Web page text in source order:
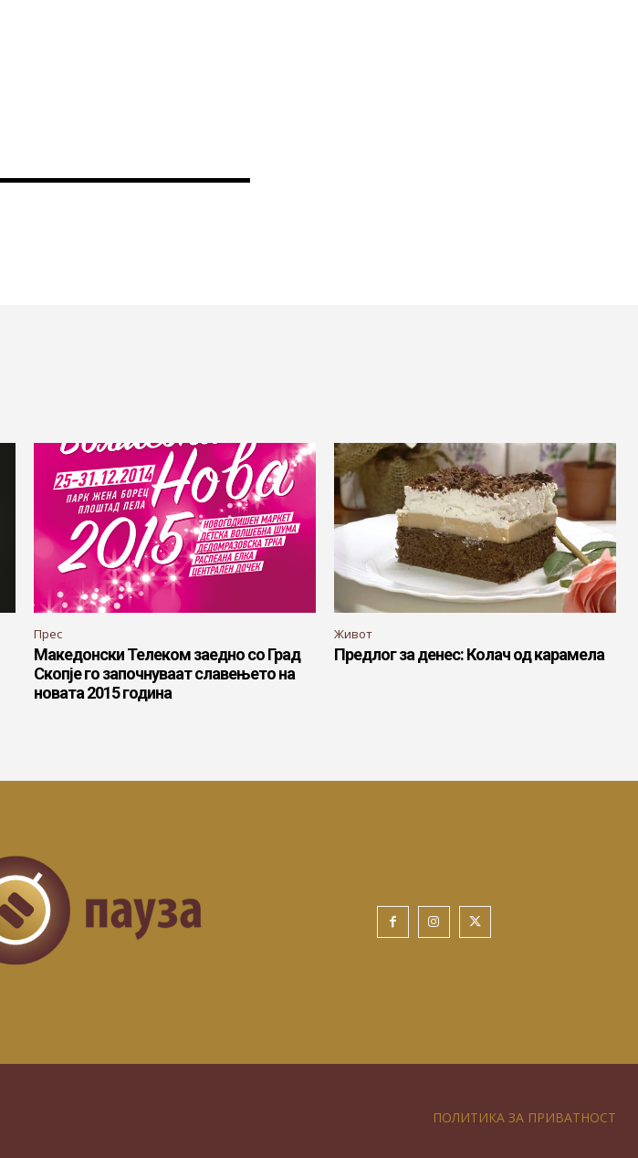
Прес
Македонски Телеком заедно со Град
Скопје го започнуваат славењето на
новата 2015 година
Живот
Предлог за денес: Колач од карамела
ПОЛИТИКА ЗА ПРИВАТНОСТ